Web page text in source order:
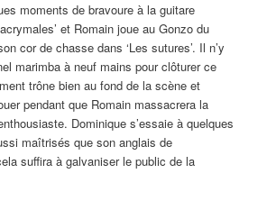
moments de bravoure à la guitare
et Romain joue au Gonzo du
cor de chasse dans ‘Les sutures’. Il n’y
marimba à neuf mains pour clôturer ce
trône bien au fond de la scène et
pendant que Romain massacrera la
Dominique s’essaie à quelques
maîtrisés que son anglais de
suffira à galvaniser le public de la